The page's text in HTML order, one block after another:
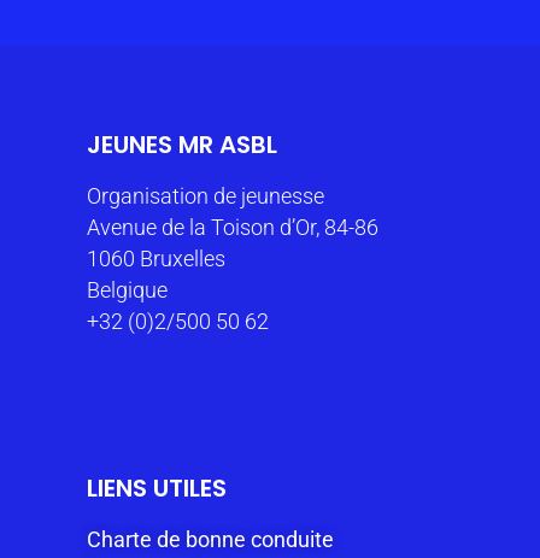
JEUNES MR ASBL
Organisation de jeunesse
Avenue de la Toison d’Or, 84-86
1060 Bruxelles
Belgique
+32 (0)2/500 50 62
LIENS UTILES
Charte de bonne conduite